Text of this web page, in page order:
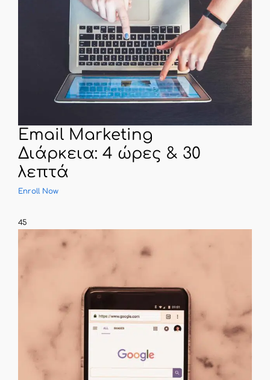
Email Marketing
Διάρκεια: 4 ώρες & 30
λεπτά
Enroll Now
45